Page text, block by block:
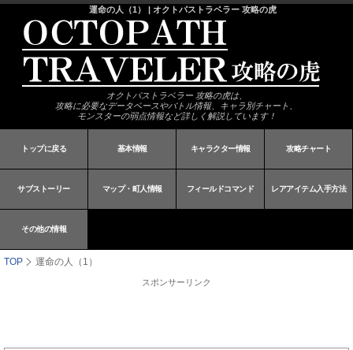
運命の人（1） | オクトパストラベラー 攻略の虎
オクトパストラベラー 攻略の虎は、
攻略に必要なデータベースやバトル情報、キャラ別チャート、
モンスターの弱点情報など詳しく解説しています！
トップに戻る 基本情報 キャラクター情報 攻略チャート
サブストーリー マップ・町人情報 フィールドコマンド レアアイテム入手方法
その他の情報
TOP 運命の人（1）
スポンサーリンク